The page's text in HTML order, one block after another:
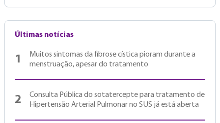
Últimas notícias
1
Muitos sintomas da fibrose cística pioram durante a
menstruação, apesar do tratamento
2
Consulta Pública do sotatercepte para tratamento de
Hipertensão Arterial Pulmonar no SUS já está aberta